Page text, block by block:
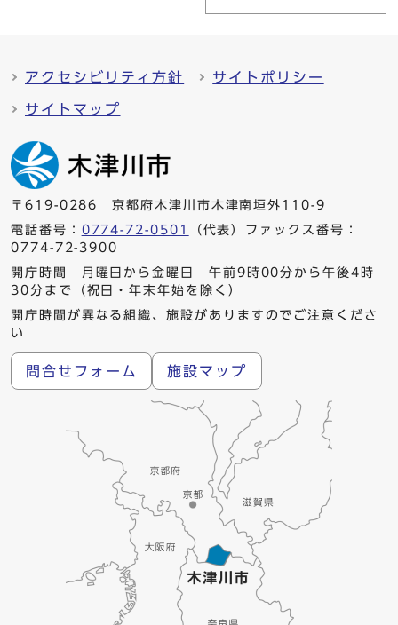
アクセシビリティ方針 サイトポリシー
サイトマップ
〒619-0286 京都府木津川市木津南垣外110-9
電話番号： 0774-72-0501
（代表）ファックス番号：
0774-72-3900
開庁時間 月曜日から金曜日 午前9時00分から午後4時
30分まで（祝日・年末年始を除く）
開庁時間が異なる組織、施設がありますのでご注意くださ
い
問合せフォーム 施設マップ